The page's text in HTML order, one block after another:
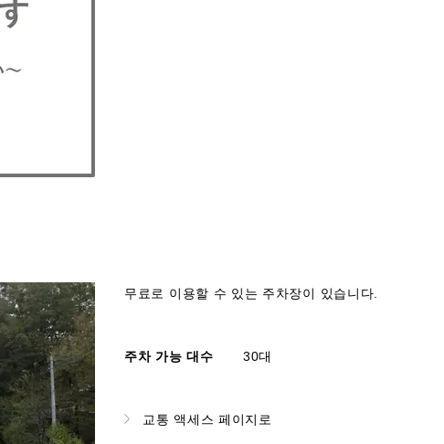
무료로 이용할 수 있는 주차장이 있습니다.
주차 가능 대수 30대
교통 액세스 페이지로